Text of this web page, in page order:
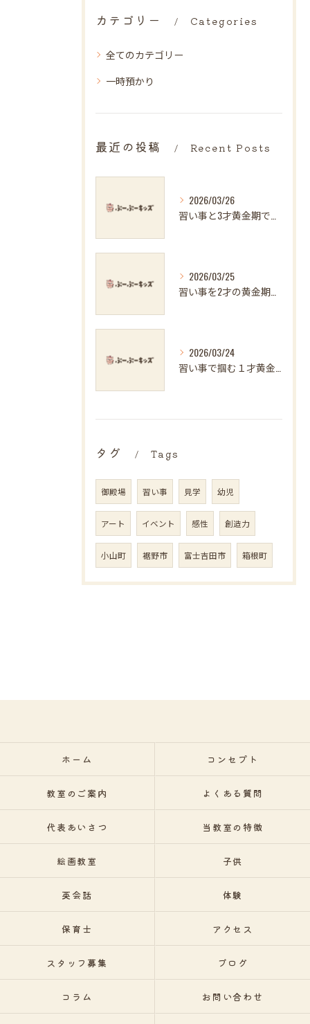
カテゴリー Categories
全てのカテゴリー
一時預かり
最近の投稿 Recent Posts
2026/03/26
2026/03/25
2026/03/24
タグ Tags
御殿場 習い事 見学 幼児
アート イベント 感性 創造力
小山町 裾野市 富士吉田市 箱根町
ホーム コンセプト
教室のご案内 よくある質問
代表あいさつ 当教室の特徴
絵画教室 子供
英会話 体験
保育士 アクセス
スタッフ募集 ブログ
コラム お問い合わせ